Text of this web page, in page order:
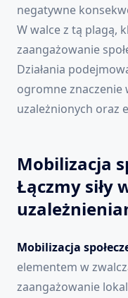
negatywne
W walce z tą plagą,
zaangażowanie
Działania
ogromne znaczenie
uzależnionych oraz
Mobilizacja
Łączmy siły
Mobilizacja
elementem w
zaangażowanie